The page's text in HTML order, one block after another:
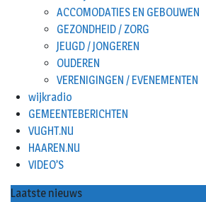
ACCOMODATIES EN GEBOUWEN
GEZONDHEID / ZORG
JEUGD / JONGEREN
OUDEREN
VERENIGINGEN / EVENEMENTEN
wijkradio
GEMEENTEBERICHTEN
VUGHT.NU
HAAREN.NU
VIDEO’S
Laatste nieuws